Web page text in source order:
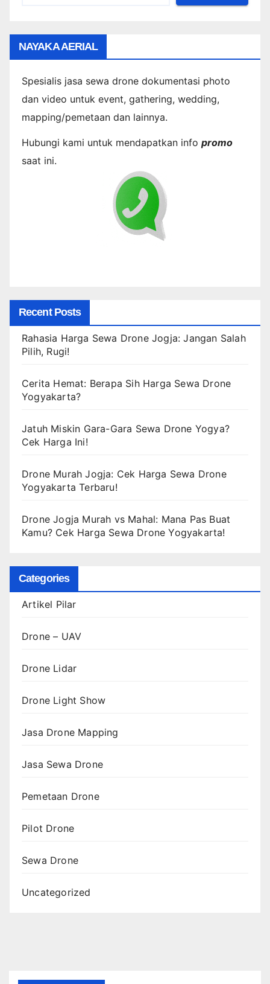
NAYAKA AERIAL
Spesialis jasa sewa drone dokumentasi photo
dan video untuk event, gathering, wedding,
mapping/pemetaan dan lainnya.
Hubungi kami untuk mendapatkan info promo
saat ini.
Recent Posts
Rahasia Harga Sewa Drone Jogja: Jangan Salah
Pilih, Rugi!
Cerita Hemat: Berapa Sih Harga Sewa Drone
Yogyakarta?
Jatuh Miskin Gara-Gara Sewa Drone Yogya?
Cek Harga Ini!
Drone Murah Jogja: Cek Harga Sewa Drone
Yogyakarta Terbaru!
Drone Jogja Murah vs Mahal: Mana Pas Buat
Kamu? Cek Harga Sewa Drone Yogyakarta!
Categories
Artikel Pilar
Drone – UAV
Drone Lidar
Drone Light Show
Jasa Drone Mapping
Jasa Sewa Drone
Pemetaan Drone
Pilot Drone
Sewa Drone
Uncategorized